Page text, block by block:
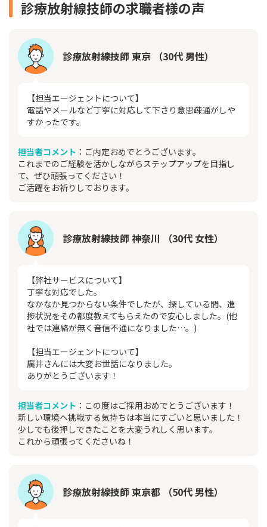
診療放射線技師の求職者様の声
診療放射線技師 東京 （30代 男性）
【担当エージェントについて】
電話やメールなど丁寧に対応して下さり意思疎通がしや
すかったです。
担当者コメント ：ご内定おめでとうございます。
これまでのご経験を活かしながらステップアップを目指し
て、ぜひ頑張ってください！
ご活躍をお祈りしております。
診療放射線技師 神奈川 （30代 女性）
【弊社サービスについて】
丁寧な対応でした。
なかなか見つからない条件でしたが、探している間、進
捗状況をその都度教えてもらえたので安心しました。(他
社では連絡が無く音信不通になりました…。)
【担当エージェントについて】
廣井さんには大変お世話になりました。
ありがとうございます！
担当者コメント ：この度はご採用おめでとうございます！
新しい環境へ挑戦する気持ちは本当にすごいと思いました！
少しでも後押しできたことを大変うれしく思います。
これから頑張ってくださいね！
診療放射線技師 東京都 （50代 男性）